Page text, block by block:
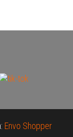
Envo Shopper